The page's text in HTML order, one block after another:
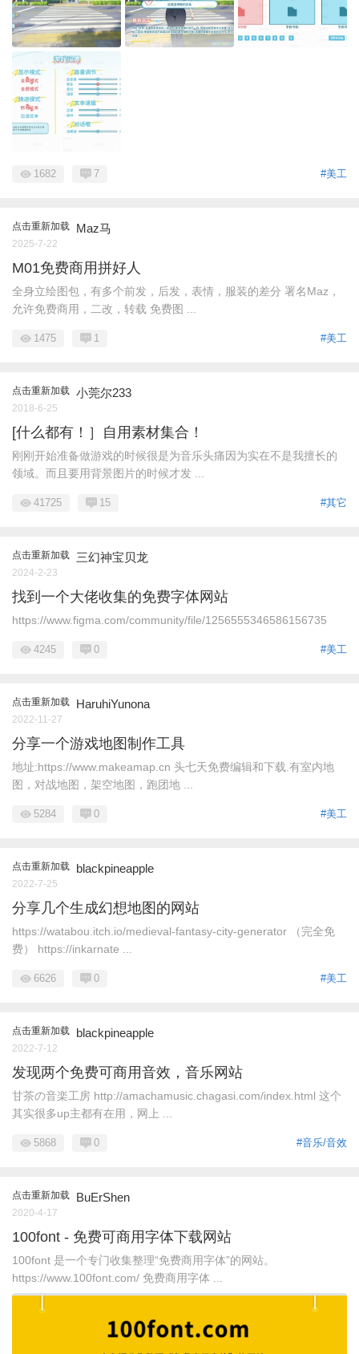
#美工
1682 7
点击重新加载 Maz马
2025-7-22
M01免费商用拼好人
全身立绘图包，有多个前发，后发，表情，服装的差分 署名Maz，
允许免费商用，二改，转载 免费图 ...
#美工
1475 1
点击重新加载 小莞尔233
2018-6-25
[什么都有！］自用素材集合！
刚刚开始准备做游戏的时候很是为音乐头痛因为实在不是我擅长的
领域。而且要用背景图片的时候才发 ...
#其它
41725 15
点击重新加载 三幻神宝贝龙
2024-2-23
找到一个大佬收集的免费字体网站
https://www.figma.com/community/file/1256555346586156735
#美工
4245 0
点击重新加载 HaruhiYunona
2022-11-27
分享一个游戏地图制作工具
地址:https://www.makeamap.cn 头七天免费编辑和下载.有室内地
图，对战地图，架空地图，跑团地 ...
#美工
5284 0
点击重新加载 blackpineapple
2022-7-25
分享几个生成幻想地图的网站
https://watabou.itch.io/medieval-fantasy-city-generator （完全免
费） https://inkarnate ...
#美工
6626 0
点击重新加载 blackpineapple
2022-7-12
发现两个免费可商用音效，音乐网站
甘茶の音楽工房 http://amachamusic.chagasi.com/index.html 这个
其实很多up主都有在用，网上 ...
#音乐/音效
5868 0
点击重新加载 BuErShen
2020-4-17
100font - 免费可商用字体下载网站
100font 是一个专门收集整理“免费商用字体”的网站。
https://www.100font.com/ 免费商用字体 ...